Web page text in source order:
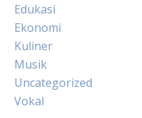
Edukasi
Ekonomi
Kuliner
Musik
Uncategorized
Vokal